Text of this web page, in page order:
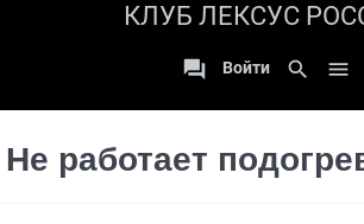
КЛУБ ЛЕКСУС
 Войти search 
Не работает